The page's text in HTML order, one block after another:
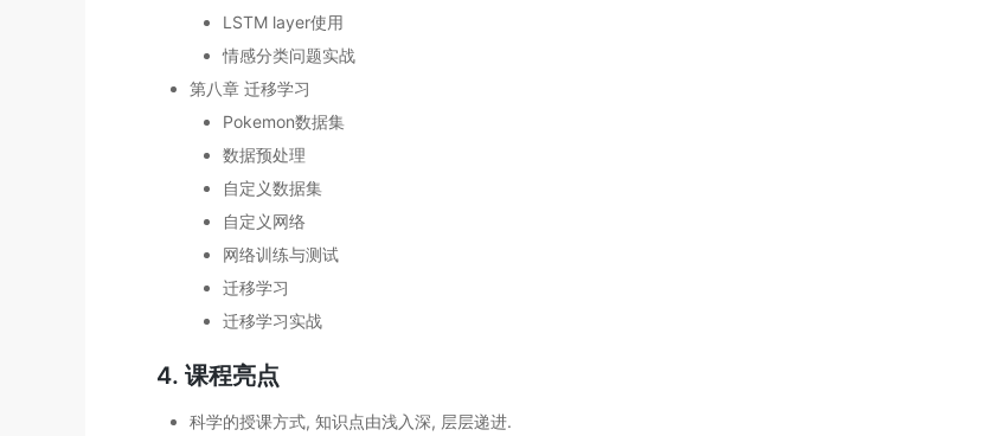
LSTM layer使用
情感分类问题实战
第八章 迁移学习
Pokemon数据集
数据预处理
自定义数据集
自定义网络
网络训练与测试
迁移学习
迁移学习实战
4. 课程亮点
科学的授课方式, 知识点由浅入深, 层层递进.